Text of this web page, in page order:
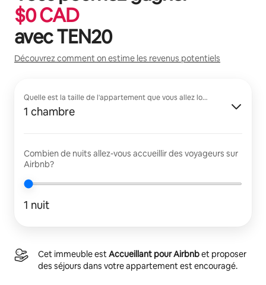
$0CAD
avecTEN20
Découvrez comment on estime les revenus potentiels
Quelle est la taille de l'appartement que vous allez louer?
1 chambre
Combien de nuits allez-vous accueillir des voyageurs sur
Airbnb?
1 nuit
Cet immeuble estAccueillant pour Airbnbet proposer
des séjours dans votre appartement est encouragé.